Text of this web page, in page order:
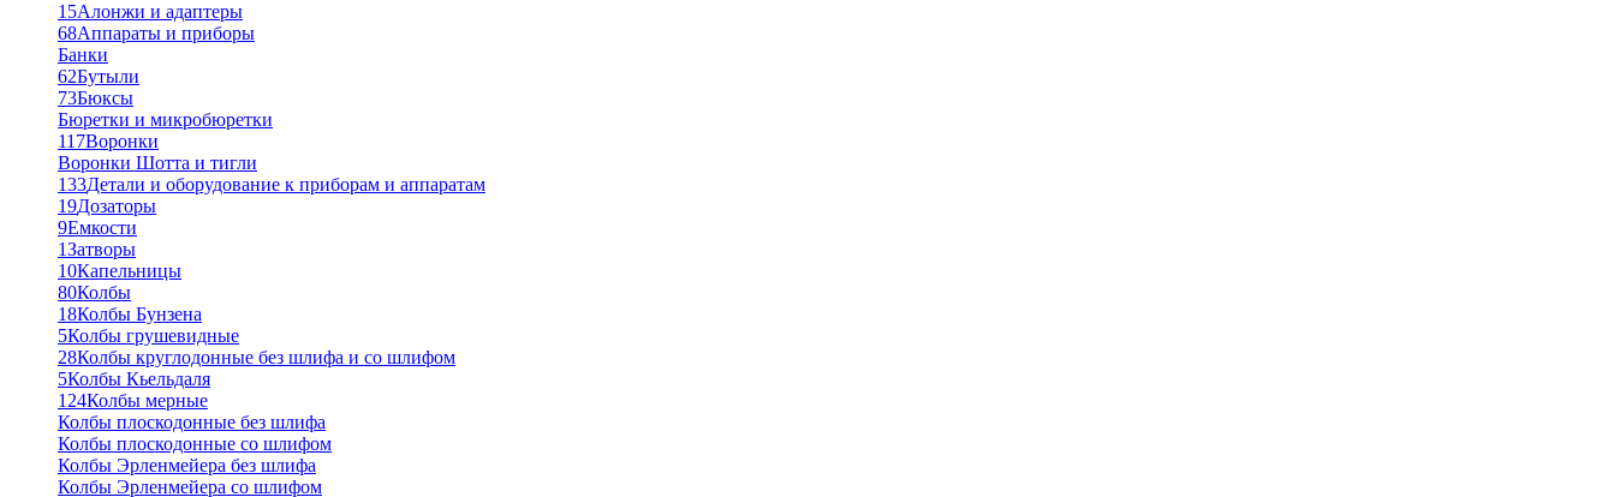
15Алонжи и адаптеры
68Аппараты и приборы
Банки
62Бутыли
73Бюксы
Бюретки и микробюретки
117Воронки
Воронки Шотта и тигли
133Детали и оборудование к приборам и аппаратам
19Дозаторы
9Емкости
1Затворы
10Капельницы
80Колбы
18Колбы Бунзена
5Колбы грушевидные
28Колбы круглодонные без шлифа и со шлифом
5Колбы Кьельдаля
124Колбы мерные
Колбы плоскодонные без шлифа
Колбы плоскодонные со шлифом
Колбы Эрленмейера без шлифа
Колбы Эрленмейера со шлифом